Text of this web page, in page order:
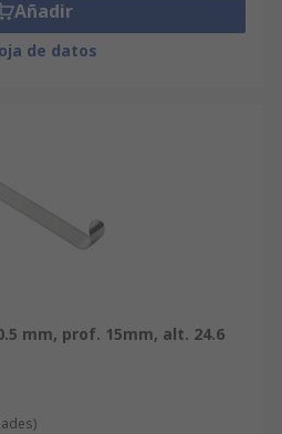
Añadir
de datos
mm, prof. 15mm, alt. 24.6